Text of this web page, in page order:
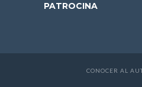
PATROCINA
CONOCER AL